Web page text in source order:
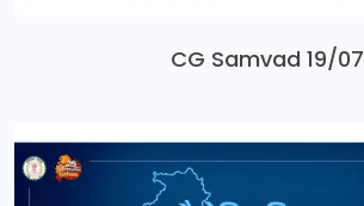
CG Samvad 19/07